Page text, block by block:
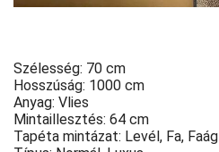
Szélesség: 70 cm
Hosszúság: 1000 cm
Anyag: Vlies
Mintaillesztés: 64 cm
Tapéta mintázat: Levél, Fa, Faág